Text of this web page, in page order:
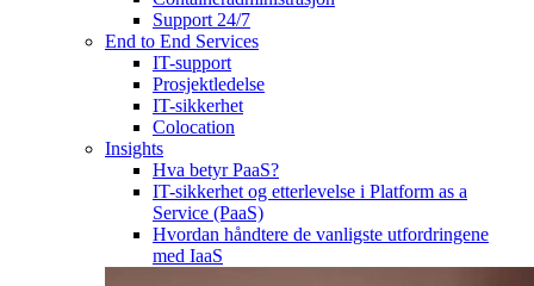
Support 24/7
End to End Services
IT-support
Prosjektledelse
IT-sikkerhet
Colocation
Insights
Hva betyr PaaS?
IT-sikkerhet og etterlevelse i Platform as a
Service (PaaS)
Hvordan håndtere de vanligste utfordringene
med IaaS